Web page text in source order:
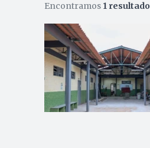
Encontramos 1 resultado